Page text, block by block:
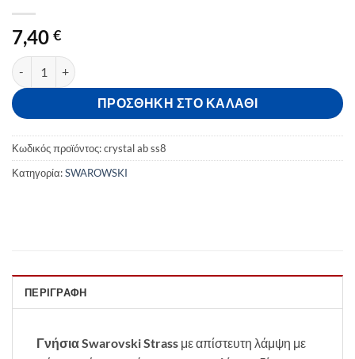
7,40 €
Swarovski Strass 100 Τεμ. Crystal AB Ιριδίζον ss8 ποσότητα
ΠΡΟΣΘΉΚΗ ΣΤΟ ΚΑΛΆΘΙ
Κωδικός προϊόντος:crystal ab ss8
Κατηγορία:SWAROWSKI
ΠΕΡΙΓΡΑΦΉ
Γνήσια Swarovski Strass με απίστευτη λάμψη με